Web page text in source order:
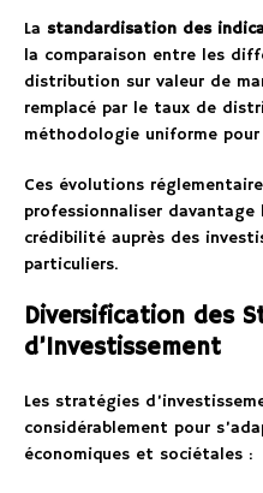
La standardisation des
la comparaison entre les
distribution sur valeur de
remplacé par le taux de
méthodologie uniforme pour
Ces évolutions
professionnaliser
crédibilité auprès des
particuliers.
Diversification des
d’Investissement
Les stratégies
considérablement pour
économiques et sociétales :